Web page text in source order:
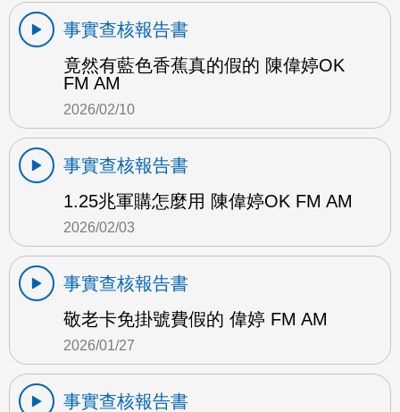
事實查核報告書
竟然有藍色香蕉真的假的 陳偉婷OK
FM AM
2026/02/10
事實查核報告書
1.25兆軍購怎麼用 陳偉婷OK FM AM
2026/02/03
事實查核報告書
敬老卡免掛號費假的 偉婷 FM AM
2026/01/27
事實查核報告書